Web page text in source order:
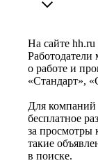
На сайте hh.ru
Работодатели
о работе и
«Стандарт»,
Для компаний
бесплатное
за просмотры
такие
в поиске.